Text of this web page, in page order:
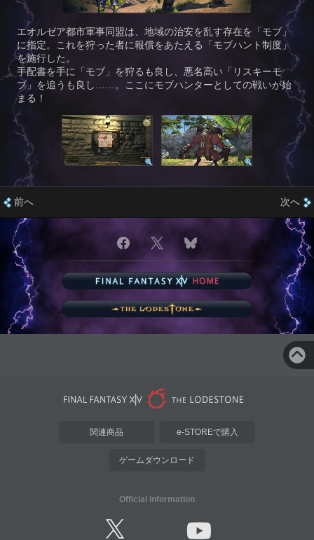
エオルゼア都市軍事同盟は、地域の治安を乱す存在を「モブ」
に指定。これを狩った者に報償をあたえる「モブハント制度」
を施行した。
手配書を手に「モブ」を狩るも良し、悪名高い「リスキーモ
ブ」を追うも良し……。ここにモブハンターとしての戦いが始
まる！
前へ 次へ
関連商品 e-STOREで購入
ゲームダウンロード
Official Information